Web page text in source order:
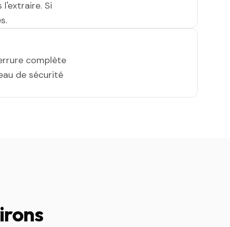
Si
complète
de sécurité